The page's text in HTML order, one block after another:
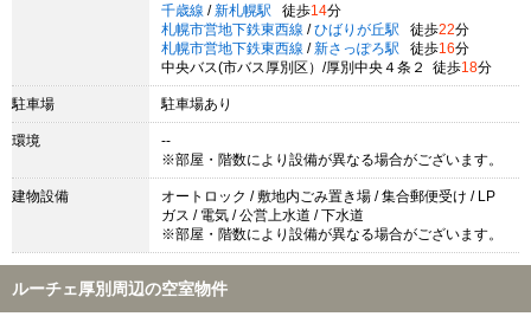
千歳線 / 新札幌駅 徒歩14分
札幌市営地下鉄東西線 / ひばりが丘駅 徒歩22分
札幌市営地下鉄東西線 / 新さっぽろ駅 徒歩16分
中央バス(市バス厚別区）/厚別中央４条２ 徒歩18分
駐車場 駐車場あり
環境
--
※部屋・階数により設備が異なる場合がございます。
建物設備
オートロック / 敷地内ごみ置き場 / 集合郵便受け / LP
ガス / 電気 / 公営上水道 / 下水道
※部屋・階数により設備が異なる場合がございます。
ルーチェ厚別周辺の空室物件